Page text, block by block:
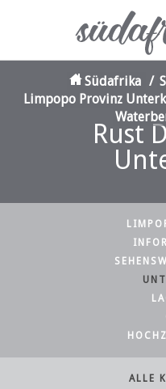
Rust
Südafrika /
Limpopo Provinz
ALLE